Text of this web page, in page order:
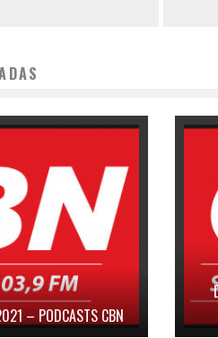
– PODCASTS CBN